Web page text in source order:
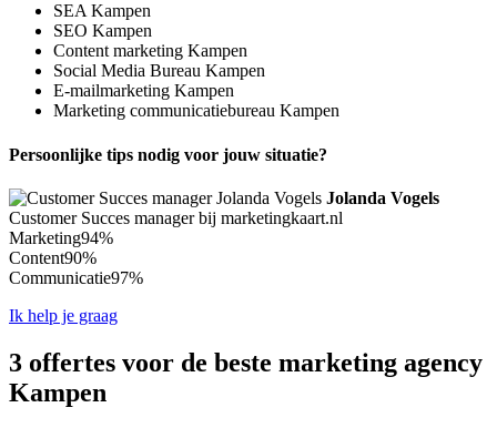
SEA Kampen
SEO Kampen
Content marketing Kampen
Social Media Bureau Kampen
E-mailmarketing Kampen
Marketing communicatiebureau Kampen
Persoonlijke tips nodig voor jouw situatie?
Jolanda Vogels
Customer Succes manager bij marketingkaart.nl
Marketing94%
Content90%
Communicatie97%
Ik help je graag
3 offertes voor de beste marketing agency
Kampen